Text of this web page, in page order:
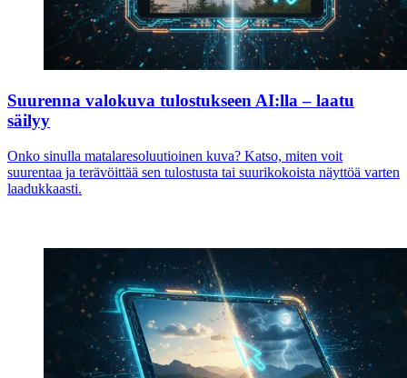
Suurenna valokuva tulostukseen AI:lla – laatu
säilyy
Onko sinulla matalaresoluutioinen kuva? Katso, miten voit
suurentaa ja terävöittää sen tulostusta tai suurikokoista näyttöä varten
laadukkaasti.